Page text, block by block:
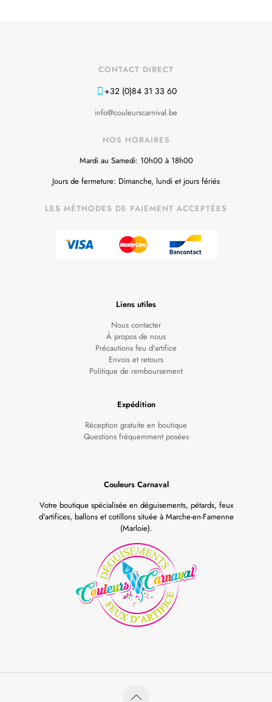
CONTACT DIRECT
+32 (0)84 31 33 60
info@couleurscarnival.be
NOS HORAIRES
Mardi au Samedi: 10h00 à 18h00
Jours de fermeture: Dimanche, lundi et jours fériés
LES MÉTHODES DE PAIEMENT ACCEPTÉES
Liens utiles
Nous contacter
À propos de nous
Précautions feu d'artifice
Envois et retours
Politique de remboursement
Expédition
Réception gratuite en boutique
Questions fréquemment posées
Couleurs Carnaval
Votre boutique spécialisée en déguisements, pétards, feux
d'artifices, ballons et cotillons située à Marche-en-Famenne
(Marloie).